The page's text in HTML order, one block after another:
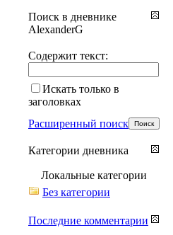
Поиск в дневнике
AlexanderG
Содержит текст:
Искать только в
заголовках
Расширенный поиск
Категории дневника
Локальные категории
Без категории
Последние комментарии